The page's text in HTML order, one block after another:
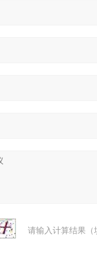
请输入计算结果（